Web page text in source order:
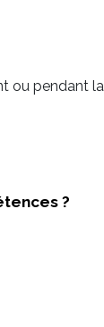
ou pendant la
?